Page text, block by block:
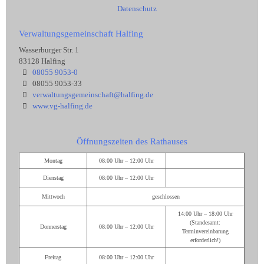
Datenschutz
Verwaltungsgemeinschaft Halfing
Wasserburger Str. 1
83128 Halfing
08055 9053-0
08055 9053-33
verwaltungsgemeinschaft@halfing.de
www.vg-halfing.de
Öffnungszeiten des Rathauses
Montag 08:00 Uhr – 12:00 Uhr
Dienstag 08:00 Uhr – 12:00 Uhr
Mittwoch geschlossen
Donnerstag 08:00 Uhr – 12:00 Uhr
14:00 Uhr – 18:00 Uhr
(Standesamt:
Terminvereinbarung
erforderlich!)
Freitag 08:00 Uhr – 12:00 Uhr